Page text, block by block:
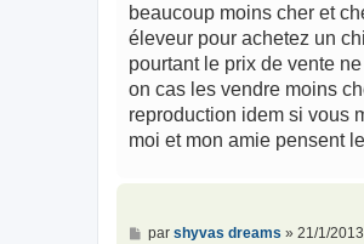
beaucoup moins cher et
éleveur pour achetez un
pourtant le prix de vente
on cas les vendre moins
reproduction idem si vous
moi et mon amie pensent
M
par shyvas dreams » 21/1/